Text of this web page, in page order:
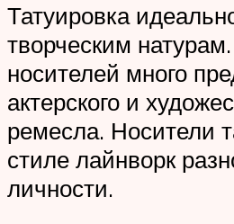
Татуировка
творческим
носителей много
актерского и
ремесла. Носители
стиле лайнворк
личности.